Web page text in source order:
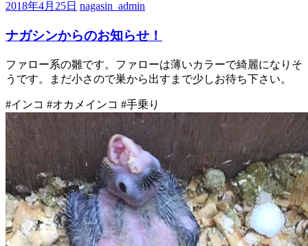
2018年4月25日 nagasin_admin
ナガシンからのお知らせ！
ファロー系の雛です。ファローは薄いカラーで綺麗になりそ
うです。まだ小さので巣から出すまで少しお待ち下さい。
#インコ #オカメインコ #手乗り